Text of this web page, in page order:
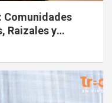
Comunidades
Raizales y